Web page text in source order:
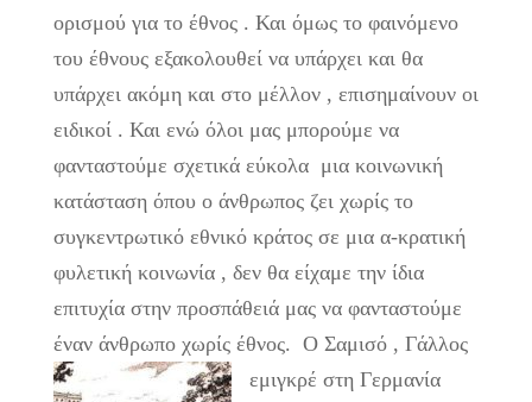
ορισμού για το έθνος . Και όμως το φαινόμενο
του έθνους εξακολουθεί να υπάρχει και θα
υπάρχει ακόμη και στο μέλλον , επισημαίνουν οι
ειδικοί . Και ενώ όλοι μας μπορούμε να
φανταστούμε σχετικά εύκολα μια κοινωνική
κατάσταση όπου ο άνθρωπος ζει χωρίς το
συγκεντρωτικό εθνικό κράτος σε μια α-κρατική
φυλετική κοινωνία , δεν θα είχαμε την ίδια
επιτυχία στην προσπάθειά μας να φανταστούμε
έναν άνθρωπο χωρίς έθνος. Ο Σαμισό , Γάλλος
εμιγκρέ στη Γερμανία